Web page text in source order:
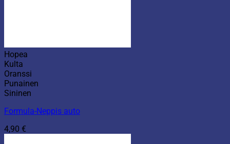
Hopea
Kulta
Oranssi
Punainen
Sininen
Formula-Neppis auto
4,90 €